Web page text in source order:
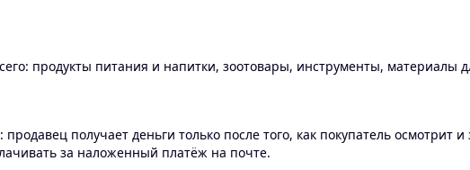
продукты питания и напитки, зоотовары, инструменты, материалы
получает деньги только после того, как покупатель осмотрит
за наложенный платёж на почте.